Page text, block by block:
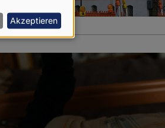
Akzeptieren